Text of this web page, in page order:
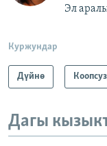
Эл
Куржундар
Дүйнө
Дагы